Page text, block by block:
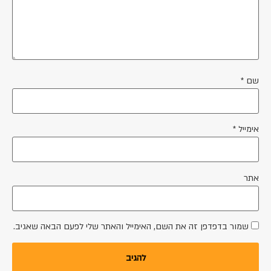
שם *
אימייל *
אתר
שמור בדפדפן זה את השם, האימייל והאתר שלי לפעם הבאה שאגיב.